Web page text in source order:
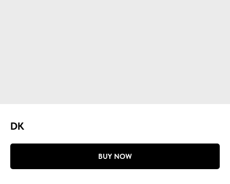
DK
BUY NOW